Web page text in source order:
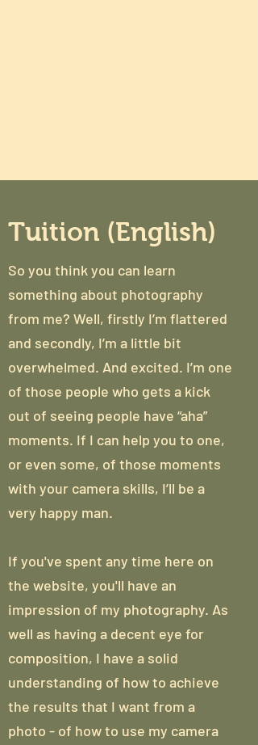
Tuition (English)
So you think you can learn
something about photography
from me? Well, firstly I’m flattered
and secondly, I’m a little bit
overwhelmed. And excited. I’m one
of those people who gets a kick
out of seeing people have “aha”
moments. If I can help you to one,
or even some, of those moments
with your camera skills, I’ll be a
very happy man.
If you've spent any time here on
the website, you'll have an
impression of my photography. As
well as having a decent eye for
composition, I have a solid
understanding of how to achieve
the results that I want from a
photo - of how to use my camera